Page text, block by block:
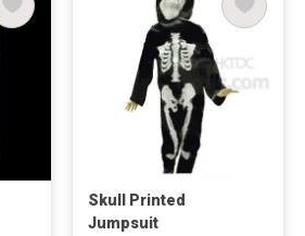
Skull Printed
Jumpsuit